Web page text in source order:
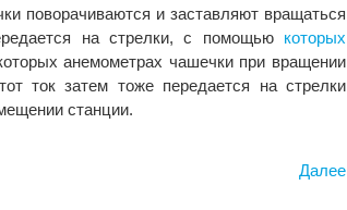
поворачиваются и заставляют вращаться
на стрелки, с помощью которых
анемометрах чашечки при вращении
ток затем тоже передается на стрелки
станции.
Далее